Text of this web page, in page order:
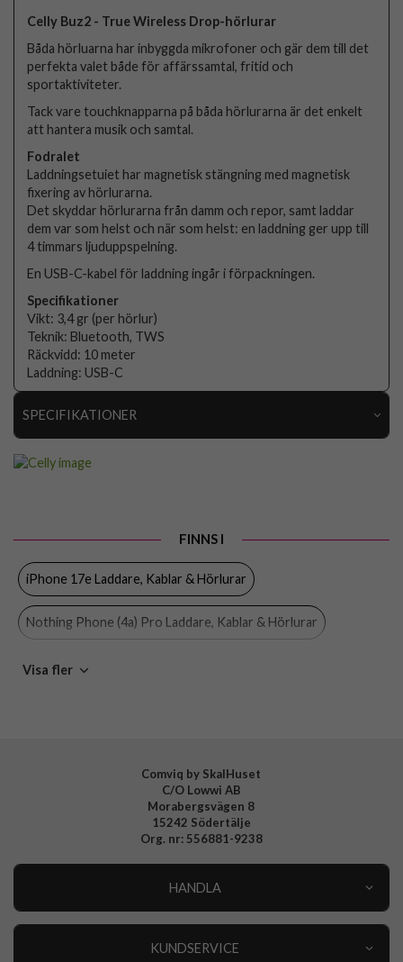
Celly Buz2 - True Wireless Drop-hörlurar
Båda hörluarna har inbyggda mikrofoner och gär dem till det
perfekta valet både för affärssamtal, fritid och
sportaktiviteter.
Tack vare touchknapparna på båda hörlurarna är det enkelt
att hantera musik och samtal.
Fodralet
Laddningsetuiet har magnetisk stängning med magnetisk
fixering av hörlurarna.
Det skyddar hörlurarna från damm och repor, samt laddar
dem var som helst och när som helst: en laddning ger upp till
4 timmars ljuduppspelning.
En USB-C-kabel för laddning ingår i förpackningen.
Specifikationer
Vikt: 3,4 gr (per hörlur)
Teknik: Bluetooth, TWS
Räckvidd: 10 meter
Laddning: USB-C
SPECIFIKATIONER
Varumärke
Tillverkarens art nr BUZ2BK
FINNS I
iPhone 17e Laddare, Kablar & Hörlurar
Nothing Phone (4a) Pro Laddare, Kablar & Hörlurar
Nothing Phone (4a) Laddare, Kablar & Hörlurar
Nothing Phone 3 Laddare, Kablar & Hörlurar
Samsung Galaxy A57 Laddare, Kablar & Hörlurar
Samsung Galaxy A37 Laddare, Kablar & Hörlurar
Samsung Galaxy A27 Laddare, Kablar & Hörlurar
Visa fler
Comviq by SkalHuset
C/O Lowwi AB
Morabergsvägen 8
15242 Södertälje
Org. nr: 556881-9238
HANDLA
KUNDSERVICE